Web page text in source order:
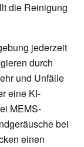
die Reinigung
jederzeit
durch
und Unfälle
eine KI-
MEMS-
bei
einen